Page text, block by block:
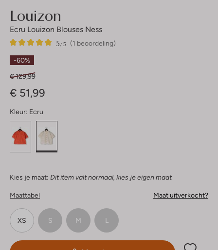
Louizon
Ecru Louizon Blouses Ness
(1 beoordeling)
5/5
1
5
Sterren
-60%
€ 129,99
€ 51,99
Kleur: Ecru
Kies je maat: Dit item valt normaal, kies je eigen maat
Maattabel Maat uitverkocht?
XS S M L